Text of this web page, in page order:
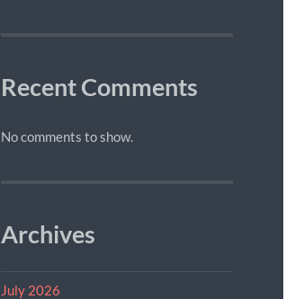
Recent Comments
No comments to show.
Archives
July 2026